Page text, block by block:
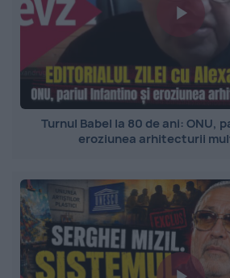
Turnul Babel la 80 de ani: ONU,
eroziunea arhitecturii